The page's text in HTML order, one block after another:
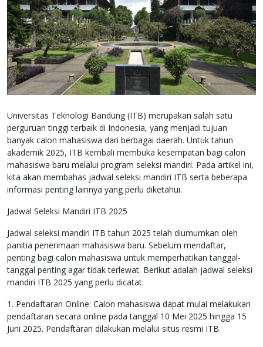
Universitas Teknologi Bandung (ITB) merupakan salah satu
perguruan tinggi terbaik di Indonesia, yang menjadi tujuan
banyak calon mahasiswa dari berbagai daerah. Untuk tahun
akademik 2025, ITB kembali membuka kesempatan bagi calon
mahasiswa baru melalui program seleksi mandiri. Pada artikel ini,
kita akan membahas jadwal seleksi mandiri ITB serta beberapa
informasi penting lainnya yang perlu diketahui.
Jadwal Seleksi Mandiri ITB 2025
Jadwal seleksi mandiri ITB tahun 2025 telah diumumkan oleh
panitia penerimaan mahasiswa baru. Sebelum mendaftar,
penting bagi calon mahasiswa untuk memperhatikan tanggal-
tanggal penting agar tidak terlewat. Berikut adalah jadwal seleksi
mandiri ITB 2025 yang perlu dicatat:
1. Pendaftaran Online: Calon mahasiswa dapat mulai melakukan
pendaftaran secara online pada tanggal 10 Mei 2025 hingga 15
Juni 2025. Pendaftaran dilakukan melalui situs resmi ITB.